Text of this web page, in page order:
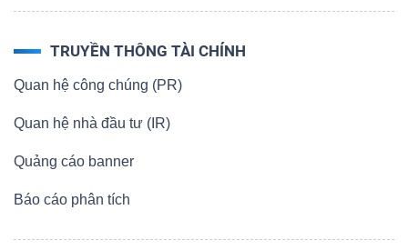
TRUYỀN THÔNG TÀI CHÍNH
Quan hệ công chúng (PR)
Quan hệ nhà đầu tư (IR)
Quảng cáo banner
Báo cáo phân tích